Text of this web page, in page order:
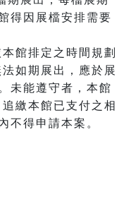
得因展檔安排需要
館排定之時間規劃
如期展出，應於展
未能遵守者，本館
繳本館已支付之相
不得申請本案。